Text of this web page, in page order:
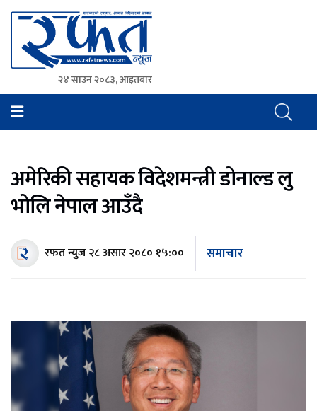
Rafat News
समाचारको रफ्तार, आवाज बिहिनहरुको आवाज
२४ साउन २०८३, आइतबार
अमेरिकी सहायक विदेशमन्त्री डोनाल्ड लु
भोलि नेपाल आउँदै
रफत न्युज२८ असार २०८० १५:०० समाचार